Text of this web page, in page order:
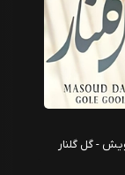
- گل گلنار